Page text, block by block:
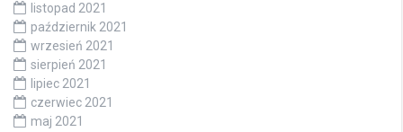
listopad 2021
październik 2021
wrzesień 2021
sierpień 2021
lipiec 2021
czerwiec 2021
maj 2021